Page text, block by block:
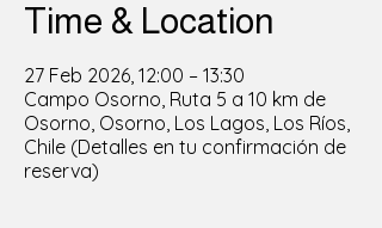
Time & Location
27 Feb 2026, 12:00 – 13:30
Campo Osorno, Ruta 5 a 10 km de
Osorno, Osorno, Los Lagos, Los Ríos,
Chile (Detalles en tu confirmación de
reserva)